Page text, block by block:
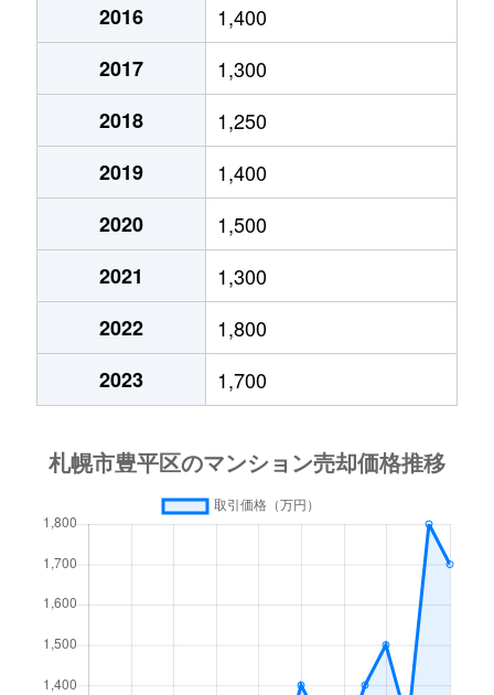
月寒西３条
1,500万円
月寒西３条
1,700万円
月寒西３条
1,800万円
月寒西４条
1,700万円
月寒西４条
880万円
月寒西４条
700万円
月寒西５条
810万円
月寒西５条
1,600万円
月寒東１条
2,300万円 月寒中央
徒歩
2,100万円 月寒中央
月寒東１条
徒歩
月寒東１条
2,100万円 福住
月寒東１条
2016
1,400
2017
1,300
2018
1,250
2019
1,400
2020
1,500
2021
1,300
2022
1,800
2023
1,700